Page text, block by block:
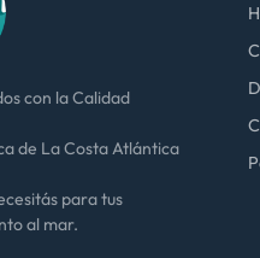
con la Calidad
de La Costa Atlántica
para tus
al mar.